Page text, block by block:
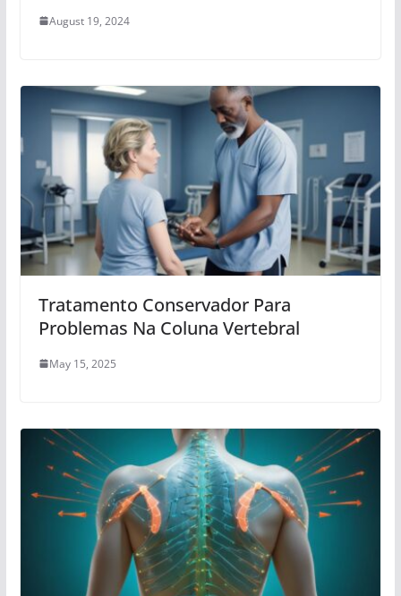
August 19, 2024
Tratamento Conservador Para
Problemas Na Coluna Vertebral
May 15, 2025